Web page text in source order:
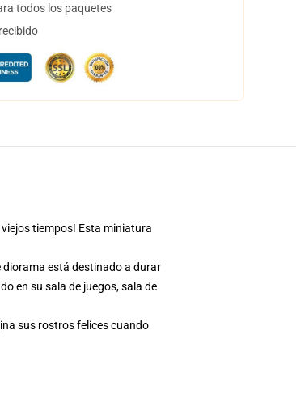
todos los paquetes
tiempos! Esta miniatura
diorama está destinado a durar
en su sala de juegos, sala de
sus rostros felices cuando